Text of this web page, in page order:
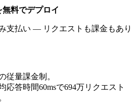
料でデプロイ
支払い — リクエストも課金もあり
従量課金制。
応答時間60msで694万リクエスト